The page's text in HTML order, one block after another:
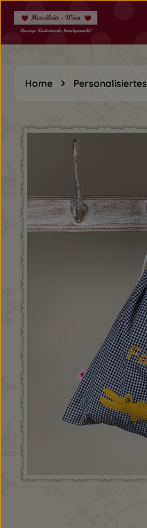
Zum Hauptinhalt springen
Home Personalisiertes
Bildergalerie überspringen